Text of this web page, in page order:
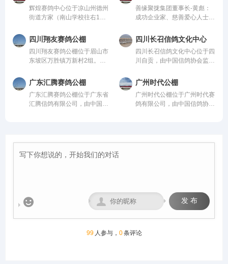
建设，采用一体化钢架结构，
公棚长200米，宽28米，高15
从配件设施到饲养团队，均达
到业内领先水平，为广大鸽友
创造一个心神向往的赛鸽净
地。
钢架结构，公棚长200米，宽
28米，高15米，可容纳
到饲养团队，均达到业内领先
水平，为广大鸽友创造一个心
神向往的赛鸽净地。
辉煌赛鸽中心位于凉山州德州
街道方家（南山学校往右1公
管。该公棚以国际、国内先
进、科学合理的设计方案进行
建设，采用一体化钢架结构，
公棚长200米，宽28米，高15
从配件设施到饲养团队，均达
到业内领先水平，为广大鸽友
创造一个心神向往的赛鸽净
地。
善缘聚拢集团董事长-黄彪：
成功企业家、慈善爱心人士、
贫攻坚先进个人”。旗下拥有
新材料能源、 医疗健康、养
生酒业、信鸽竞技为核心板块
的多元化控股企业。始终坚
善”的发展理念。控股多家实
体公司，资金实力雄厚，为广
大鸽友竞翔比赛坐拥强大后
盾！
四川翔友赛鸽公棚
四川翔友赛鸽公棚位于眉山市
东坡区万胜镇万新村2组。气
竞技核心区域。交通便捷通
达，周边无高大建筑与污染
源，空气洁净、地势平缓，得
天独厚的自然环境为赛鸽生
专业公棚。公棚总占地12000
多平方米。公棚一字型排列，
系，覆盖200公里至500公里
不同竞翔距离，满足各类参赛
四川长召信鸽文化中心
四川长召信鸽文化中心位于四
川自贡，由中国信鸽协会监
进、科学合理的设计方案进行
建设，采用一体化钢架结构，
公棚长200米，宽28米，高15
米，可容纳20000多羽赛鸽。
地。
广东汇腾赛鸽公棚
广东汇腾赛鸽公棚位于广东省
汇腾信鸽有限公司，由中国信
羽赛鸽。从配件设施到饲养团
广州时代公棚
广州时代公棚位于广州时代赛
鸽有限公司，由中国信鸽协会
 发 布

99 人参与， 0条评论